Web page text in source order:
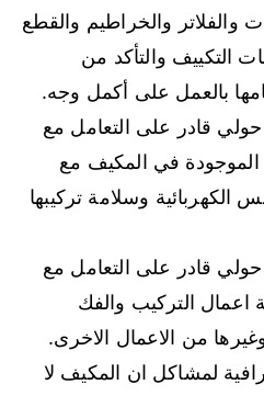
والفلاتر والخراطيم والقطع
التكييف والتأكد من
بالعمل على أكمل وجه.
قادر على التعامل مع
الموجودة في المكيف مع
الكهربائية وسلامة تركيبها
قادر على التعامل مع
التركيب والفك
من الاعمال الاخرى.
لمشاكل ان المكيف لا